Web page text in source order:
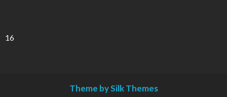
16
Theme by Silk Themes